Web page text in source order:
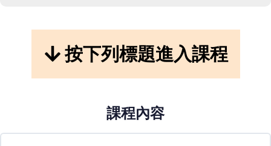
按下列標題進入課程
課程內容